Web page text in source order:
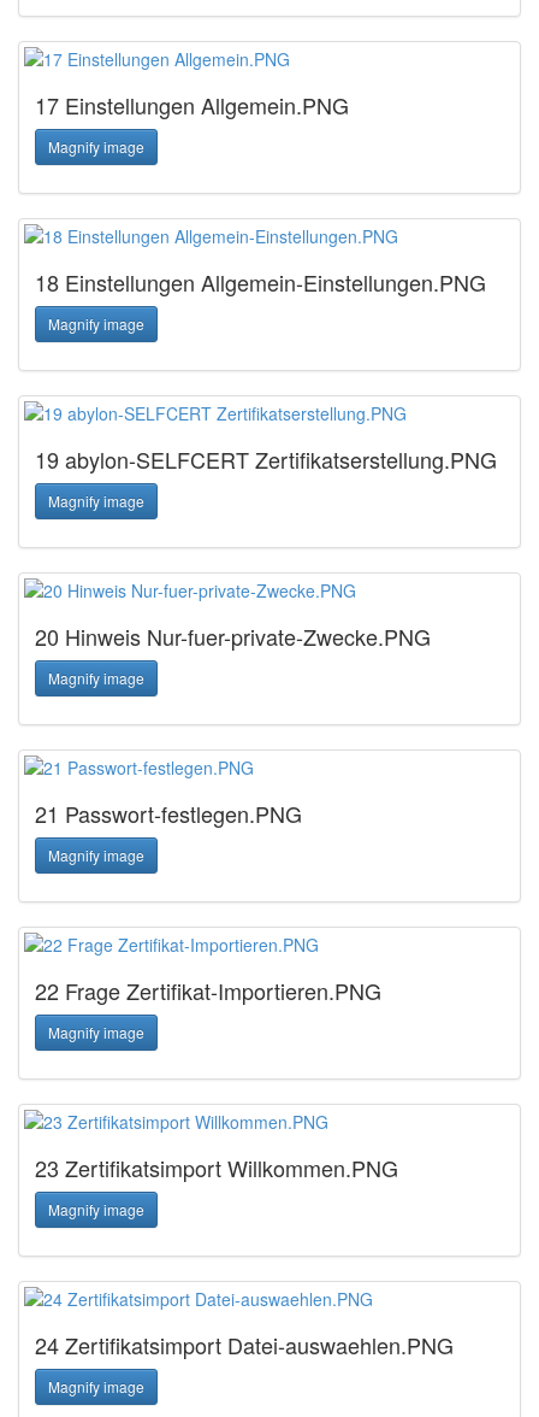
17 Einstellungen Allgemein.PNG
Magnify image
18 Einstellungen Allgemein-Einstellungen.PNG
Magnify image
19 abylon-SELFCERT Zertifikatserstellung.PNG
Magnify image
20 Hinweis Nur-fuer-private-Zwecke.PNG
Magnify image
21 Passwort-festlegen.PNG
Magnify image
22 Frage Zertifikat-Importieren.PNG
Magnify image
23 Zertifikatsimport Willkommen.PNG
Magnify image
24 Zertifikatsimport Datei-auswaehlen.PNG
Magnify image